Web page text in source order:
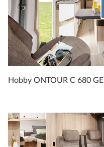
Hobby ONTOUR C 680 GE